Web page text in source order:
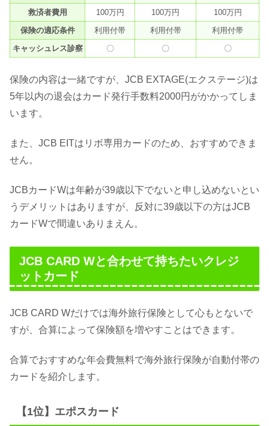
救済者費用
100万円 100万円
100万円
保険の適応条件
利用付帯 利用付帯
利用付帯
キャッシュレス診察
〇 〇 〇
保険の内容は一緒ですが、JCB EXTAGE(エクステージ)は
5年以内の退会はカード発行手数料2000円がかかってしま
います。
また、JCB EITはリボ専用カードのため、おすすめできま
せん。
JCBカードWは年齢が39歳以下でないと申し込めないとい
うデメリットはありますが、反対に39歳以下の方はJCB
カードWで間違いありまえん。
JCB CARD Wと合わせて持ちたいクレジ
ットカード
JCB CARD Wだけでは海外旅行保険として心もとないで
すが、合算によって保険額を増やすことはできます。
合算でおすすめな年会費無料で海外旅行保険が自動付帯の
カードを紹介します。
【1位】エポスカード